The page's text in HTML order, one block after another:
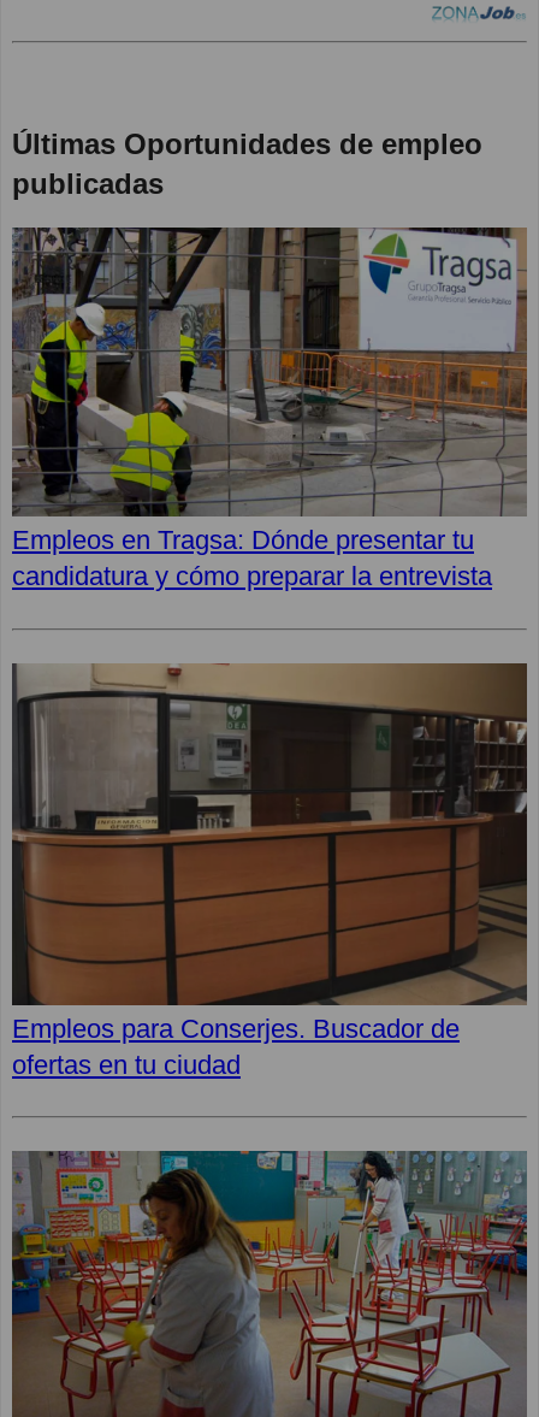
Últimas Oportunidades de empleo
publicadas
Empleos en Tragsa: Dónde presentar tu
candidatura y cómo preparar la entrevista
Empleos para Conserjes. Buscador de
ofertas en tu ciudad